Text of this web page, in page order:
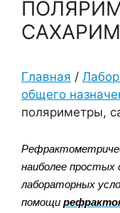
Главная /
общего
поляриметры,
наиболее простых
лабораторных
помощи